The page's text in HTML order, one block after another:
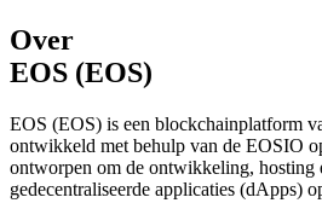
Over
EOS (EOS)
EOS (EOS) is een blockchainplatform
ontwikkeld met behulp van de EOSIO
ontworpen om de ontwikkeling, hosting
gedecentraliseerde applicaties (dApps)